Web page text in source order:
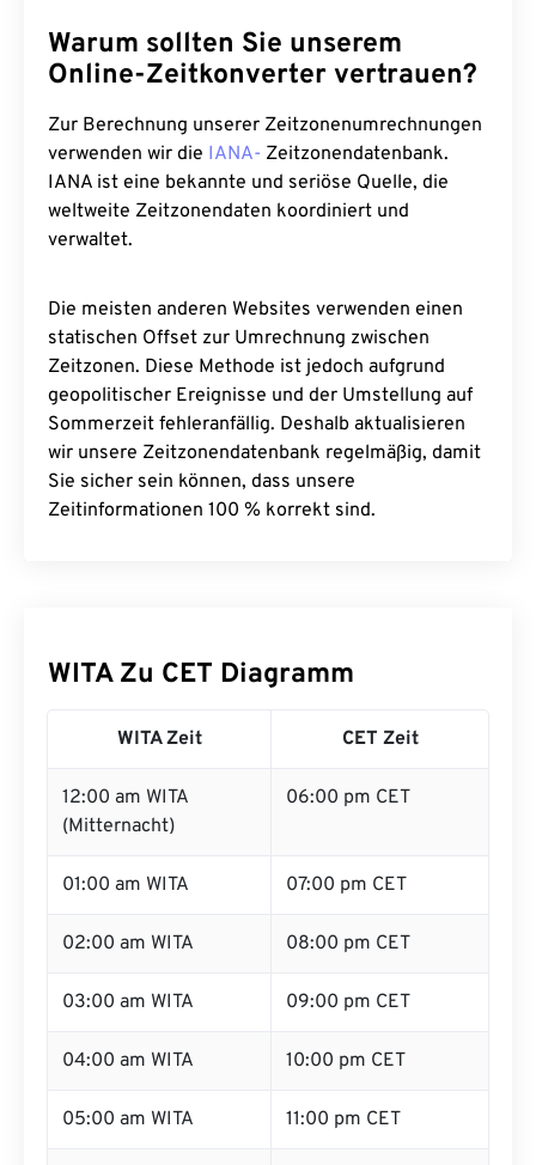
Warum sollten Sie unserem
Online-Zeitkonverter vertrauen?
Zur Berechnung unserer Zeitzonenumrechnungen
verwenden wir die IANA- Zeitzonendatenbank.
IANA ist eine bekannte und seriöse Quelle, die
weltweite Zeitzonendaten koordiniert und
verwaltet.
Die meisten anderen Websites verwenden einen
statischen Offset zur Umrechnung zwischen
Zeitzonen. Diese Methode ist jedoch aufgrund
geopolitischer Ereignisse und der Umstellung auf
Sommerzeit fehleranfällig. Deshalb aktualisieren
wir unsere Zeitzonendatenbank regelmäßig, damit
Sie sicher sein können, dass unsere
Zeitinformationen 100 % korrekt sind.
WITA Zu CET Diagramm
WITA Zeit CET Zeit
12:00 am WITA
(Mitternacht)
06:00 pm CET
01:00 am WITA 07:00 pm CET
02:00 am WITA 08:00 pm CET
03:00 am WITA 09:00 pm CET
04:00 am WITA 10:00 pm CET
05:00 am WITA 11:00 pm CET